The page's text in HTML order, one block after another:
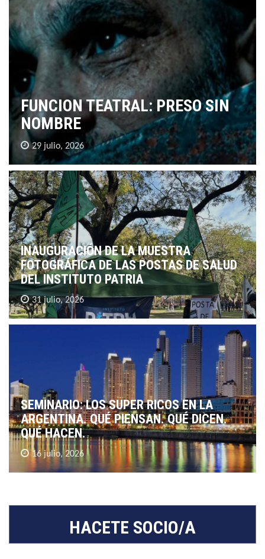
FUNCION TEATRAL: PRESO SIN
NOMBRE
29 julio, 2026
INAUGURACIÓN DE LA MUESTRA
FOTOGRÁFICA DE LAS POSTAS DE SALUD
DEL INSTITUTO PATRIA
31 julio, 2026
SEMINARIO: LOS SUPER RICOS EN LA
ARGENTINA. QUÉ PIENSAN. QUÉ DICEN.
QUÉ HACEN.
16 julio, 2026
HACETE SOCIO/A